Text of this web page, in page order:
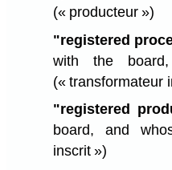
(« producteur »)
"registered
with the
(« transformateur
"registered
board, and
inscrit »)